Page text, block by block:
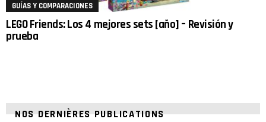
GUÍAS Y COMPARACIONES
LEGO Friends: Los 4 mejores sets [año] – Revisión y
prueba
NOS DERNIÈRES PUBLICATIONS